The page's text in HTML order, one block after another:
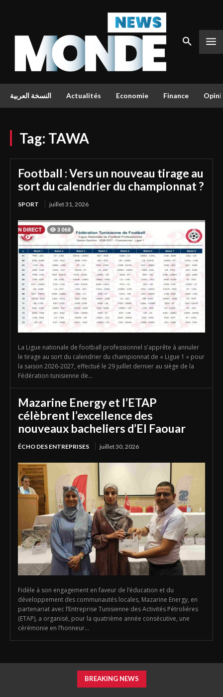
النسخة العربية Actualités Economie Finance
Tag: TAWA
Football : Vers un nouveau tirage au
sort du calendrier du championnat ?
SPORT juillet 31, 2026
La Ligue nationale de football professionnel s'apprête à annuler
le tirage au sort du calendrier du championnat de « Ligue 1 » pour
la saison 2026-2027, effectué le 29 juillet dernier au siège de la
Fédération tunisienne de...
Mazarine Energy et l’ETAP
célèbrent l’excellence des
nouveaux bacheliers d’El Faouar
ÉCHO DES ENTREPRISES juillet 30, 2026
Fidèle à son engagement en faveur de l’éducation et du
développement des communautés locales, Mazarine Energy, en
partenariat avec l’Entreprise Tunisienne des Activités Pétrolières
(ETAP), a organisé, pour la quatrième année consécutive, une
cérémonie en l’honneur...
BREAKING NEWS